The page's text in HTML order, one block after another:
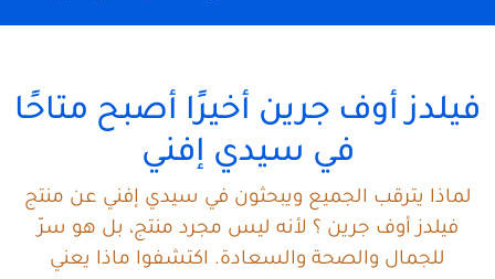
فيلدز أوف جرين أخيرًا أصبح متاحًا
في سيدي إفني
لماذا يترقب الجميع ويبحثون في سيدي إفني عن منتج
فيلدز أوف جرين ؟ لأنه ليس مجرد منتج، بل هو سرّ
للجمال والصحة والسعادة. اكتشفوا ماذا يعني